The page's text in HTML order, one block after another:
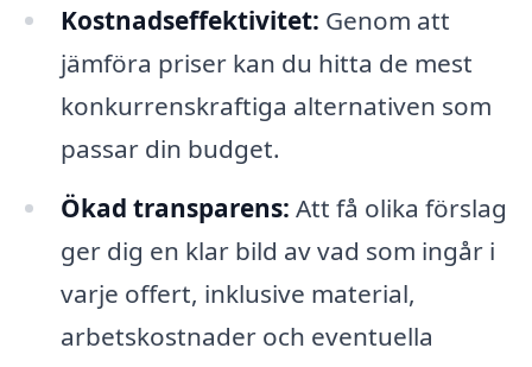
Kostnadseffektivitet: Genom att
jämföra priser kan du hitta de mest
konkurrenskraftiga alternativen som
passar din budget.
Ökad transparens: Att få olika förslag
ger dig en klar bild av vad som ingår i
varje offert, inklusive material,
arbetskostnader och eventuella